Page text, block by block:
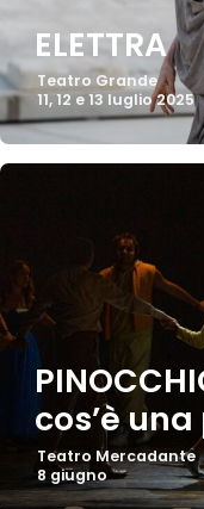
ELETTRA
Teatro Grande
11, 12 e 13 luglio 2025
cos’è
Teatro Mercadante
8 giugno